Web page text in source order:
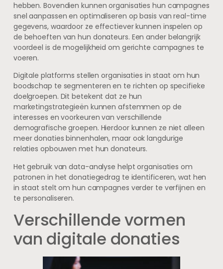
hebben. Bovendien kunnen organisaties hun campagnes
snel aanpassen en optimaliseren op basis van real-time
gegevens, waardoor ze effectiever kunnen inspelen op
de behoeften van hun donateurs. Een ander belangrijk
voordeel is de mogelijkheid om gerichte campagnes te
voeren.
Digitale platforms stellen organisaties in staat om hun
boodschap te segmenteren en te richten op specifieke
doelgroepen. Dit betekent dat ze hun
marketingstrategieën kunnen afstemmen op de
interesses en voorkeuren van verschillende
demografische groepen. Hierdoor kunnen ze niet alleen
meer donaties binnenhalen, maar ook langdurige
relaties opbouwen met hun donateurs.
Het gebruik van data-analyse helpt organisaties om
patronen in het donatiegedrag te identificeren, wat hen
in staat stelt om hun campagnes verder te verfijnen en
te personaliseren.
Verschillende vormen
van digitale donaties